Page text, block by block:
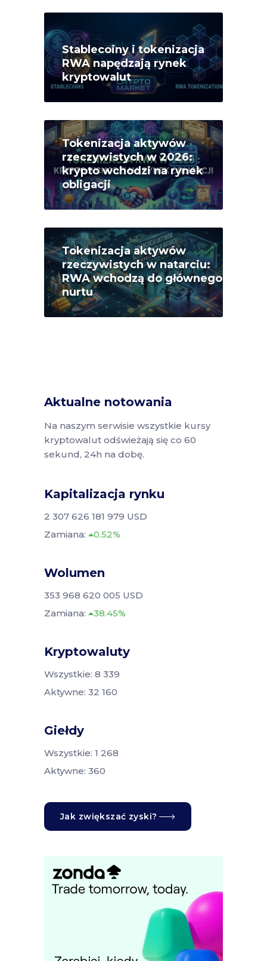
Stablecoiny i tokenizacja
RWA napędzają rynek
kryptowalut
Tokenizacja aktywów
rzeczywistych w 2026:
krypto wchodzi na rynek
obligacji
Tokenizacja aktywów
rzeczywistych w natarciu:
RWA wchodzą do głównego
nurtu
Aktualne notowania
Na naszym serwisie wszystkie kursy
kryptowalut odświeżają się co 60
sekund, 24h na dobę.
Kapitalizacja rynku
2 307 626 181 979 USD
Zamiana:
0.52%
Wolumen
353 968 620 005 USD
Zamiana:
38.45%
Kryptowaluty
Wszystkie: 8 339
Aktywne: 32 160
Giełdy
Wszystkie: 1 268
Aktywne: 360
Jak zwiększać zyski?